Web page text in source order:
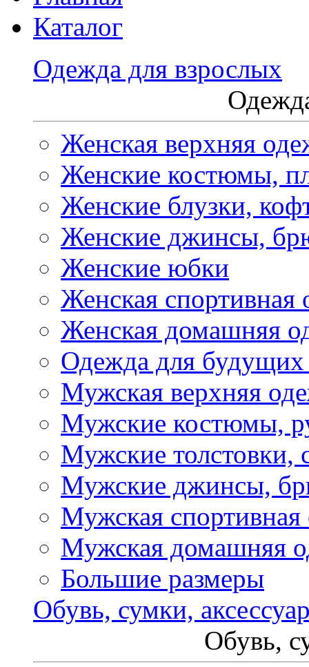
Каталог
Одежда для взрослых
Женская верхняя
Женские костюмы,
Женские блузки,
Женские джинсы,
Женские юбки
Женская спортивная
Женская домашняя
Одежда для
Мужская верхняя
Мужские костюмы,
Мужские толстовки,
Мужские джинсы,
Мужская спортивная
Мужская домашняя
Большие размеры
Обувь, сумки,
Обувь,